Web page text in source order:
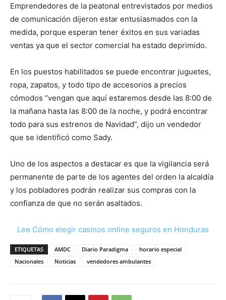
Emprendedores de la peatonal entrevistados por medios
de comunicación dijeron estar entusiasmados con la
medida, porque esperan tener éxitos en sus variadas
ventas ya que el sector comercial ha estado deprimido.
En los puestos habilitados se puede encontrar juguetes,
ropa, zapatos, y todo tipo de accesorios a precios
cómodos “vengan que aquí estaremos desde las 8:00 de
la mañana hasta las 8:00 de la noche, y podrá encontrar
todo para sus estrenos de Navidad”, dijo un vendedor
que se identificó como Sady.
Uno de los aspectos a destacar es que la vigilancia será
permanente de parte de los agentes del orden la alcaldía
y los pobladores podrán realizar sus compras con la
confianza de que no serán asaltados.
Lee Cómo elegir casinos online seguros en Honduras
ETIQUETAS AMDC Diario Paradigma
horario especial
Nacionales
Noticias vendedores ambulantes